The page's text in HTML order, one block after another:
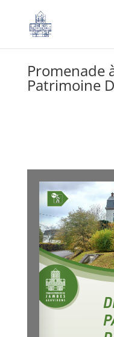
Promenade
Patrimoine